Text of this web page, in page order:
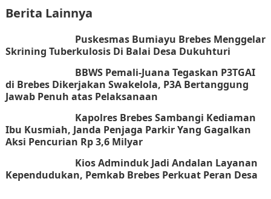
b
o
st
p
p
Berita Lainnya
Puskesmas Bumiayu Brebes Menggelar
Skrining Tuberkulosis Di Balai Desa Dukuhturi
BBWS Pemali-Juana Tegaskan P3TGAI
di Brebes Dikerjakan Swakelola, P3A Bertanggung
Jawab Penuh atas Pelaksanaan
Kapolres Brebes Sambangi Kediaman
Ibu Kusmiah, Janda Penjaga Parkir Yang Gagalkan
Aksi Pencurian Rp 3,6 Milyar
Kios Adminduk Jadi Andalan Layanan
Kependudukan, Pemkab Brebes Perkuat Peran Desa